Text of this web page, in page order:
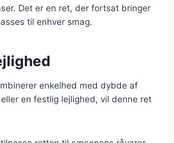
Det er en ret, der fortsat bringer
til enhver smag.
enkelhed med dybde af
en festlig lejlighed, vil denne ret